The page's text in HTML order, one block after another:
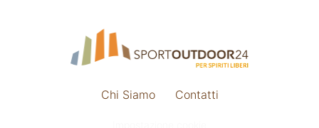
Chi Siamo Contatti